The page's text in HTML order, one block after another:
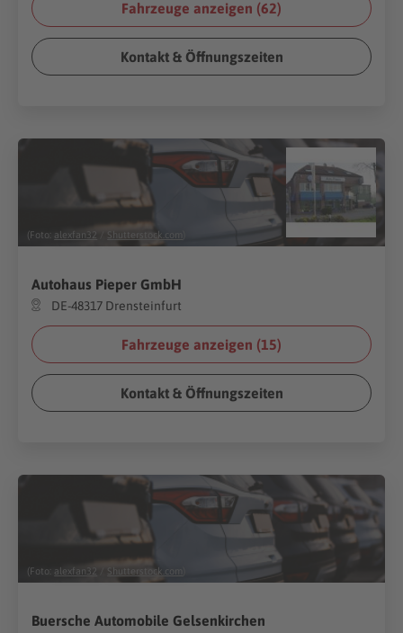
Fahrzeuge anzeigen (62)
Kontakt & Öffnungszeiten
(Foto: alexfan32 Shutterstock.com
Autohaus Pieper GmbH
DE-48317 Drensteinfurt
Fahrzeuge anzeigen (15)
Kontakt & Öffnungszeiten
(Foto: alexfan32 Shutterstock.com
Buersche Automobile Gelsenkirchen